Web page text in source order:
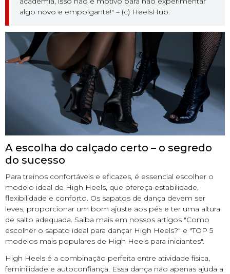
algo novo e empolgante!" – (c) HeelsHub.
A escolha do calçado certo – o segredo
do sucesso
Para treinos confortáveis e eficazes, é essencial escolher o
modelo ideal de High Heels, que ofereça estabilidade,
flexibilidade e conforto. Os sapatos de dança devem ser
leves, proporcionar um bom ajuste aos pés e ter uma altura
de salto adequada. Saiba mais em nossos artigos "Como
escolher o sapato ideal para dançar High Heels?" e "TOP 5
modelos mais populares de High Heels para iniciantes".
High Heels é a combinação perfeita entre atividade física,
feminilidade e autoconfiança. Essa dança não apenas ajuda a